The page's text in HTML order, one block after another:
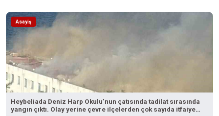
Asayiş
Heybeliada Deniz Harp Okulu’nun çatısında tadilat sırasında
yangın çıktı. Olay yerine çevre ilçelerden çok sayıda itfaiye